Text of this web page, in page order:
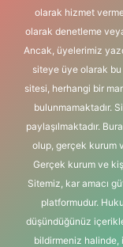
olarak hizmet
olarak denetleme
Ancak, üyelerimiz
siteye üye olarak bu
sitesi, herhangi bir
bulunmamaktadır.
paylaşılmaktadır.
olup, gerçek kurum
Gerçek kurum ve
Sitemiz, kar amacı
platformudur.
düşündüğünüz
bildirmeniz